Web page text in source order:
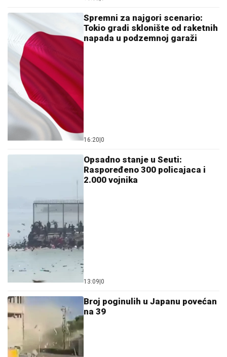
Spremni za najgori scenario:
Tokio gradi sklonište od raketnih
napada u podzemnoj garaži
16:20|0
Opsadno stanje u Seuti:
Raspoređeno 300 policajaca i
2.000 vojnika
13:09|0
Broj poginulih u Japanu povećan
na 39